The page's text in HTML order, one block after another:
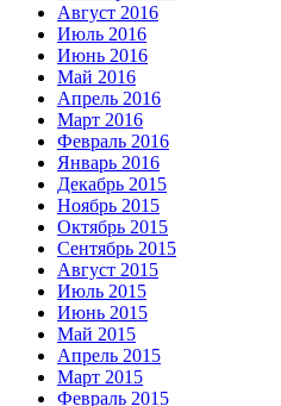
Август 2016
Июль 2016
Июнь 2016
Май 2016
Апрель 2016
Март 2016
Февраль 2016
Январь 2016
Декабрь 2015
Ноябрь 2015
Октябрь 2015
Сентябрь 2015
Август 2015
Июль 2015
Июнь 2015
Май 2015
Апрель 2015
Март 2015
Февраль 2015